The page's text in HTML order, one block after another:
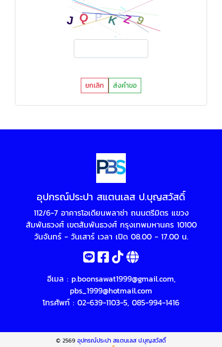
ยกเลิก ส่งคำขอ
อุปกรณ์ประปา สแตนเลส ป.บุญสวัสดิ์
112/6-7 อาคารโอเดียนพลาซ่า ถนนตรีมิตร แขวง
สัมพันธวงศ์ เขตสัมพันธวงศ์ กรุงเทพมหานคร 10100
วันจันทร์ - วันเสาร์ เวลา เปิด 08.00 - 17.00 น.
อีเมล : p.boonsawat1999@gmail.com,
pbs_1999@hotmail.com
โทรศัพท์ : 02-639-1103-5, 085-994-1416
© 2569 อุปกรณ์ประปา สแตนเลส ป.บุญสวัสดิ์